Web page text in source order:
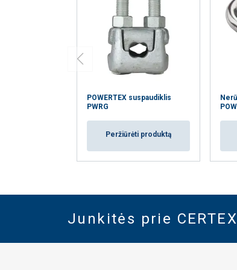
POWERTEX suspaudiklis
PWRG
Peržiūrėti produktą
Junkitės prie